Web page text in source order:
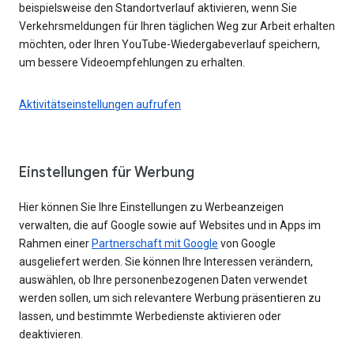
beispielsweise den Standortverlauf aktivieren, wenn Sie
Verkehrsmeldungen für Ihren täglichen Weg zur Arbeit erhalten
möchten, oder Ihren YouTube-Wiedergabeverlauf speichern,
um bessere Videoempfehlungen zu erhalten.
Aktivitätseinstellungen aufrufen
Einstellungen für Werbung
Hier können Sie Ihre Einstellungen zu Werbeanzeigen
verwalten, die auf Google sowie auf Websites und in Apps im
Rahmen einer Partnerschaft mit Google von Google
ausgeliefert werden. Sie können Ihre Interessen verändern,
auswählen, ob Ihre personenbezogenen Daten verwendet
werden sollen, um sich relevantere Werbung präsentieren zu
lassen, und bestimmte Werbedienste aktivieren oder
deaktivieren.